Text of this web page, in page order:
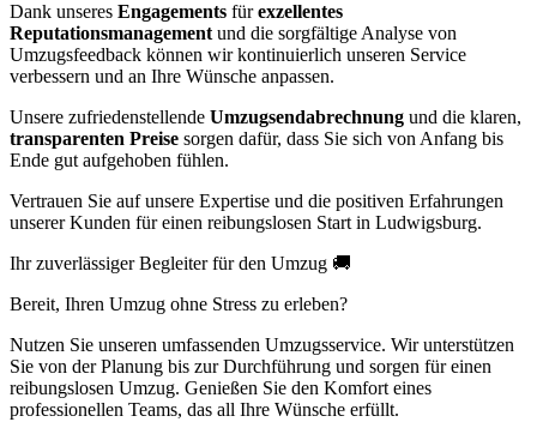
Dank unseres Engagements fürexzellentes
Reputationsmanagement und die sorgfältige Analyse von
Umzugsfeedback können wir kontinuierlich unseren Service
verbessern und an Ihre Wünsche anpassen.
Unsere zufriedenstellende Umzugsendabrechnung und die klaren,
transparenten Preise sorgen dafür, dass Sie sich von Anfang bis
Ende gut aufgehoben fühlen.
Vertrauen Sie auf unsere Expertise und die positiven Erfahrungen
unserer Kunden für einen reibungslosen Start in Ludwigsburg.
Ihr zuverlässiger Begleiter für den Umzug 🚚
Bereit, Ihren Umzug ohne Stress zu erleben?
Nutzen Sie unseren umfassenden Umzugsservice. Wir unterstützen
Sie von der Planung bis zur Durchführung und sorgen für einen
reibungslosen Umzug. Genießen Sie den Komfort eines
professionellen Teams, das all Ihre Wünsche erfüllt.